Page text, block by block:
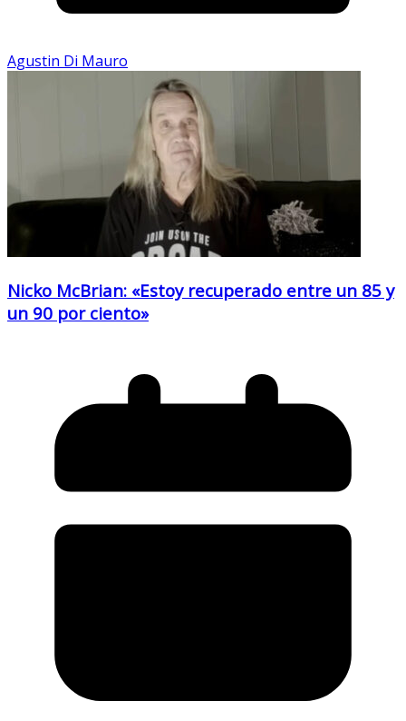
Agustin Di Mauro
Nicko McBrian: «Estoy recuperado entre un 85 y
un 90 por ciento»